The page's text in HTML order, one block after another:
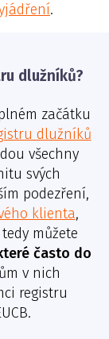
.
dlužníků?
začátku
dlužníků
všechny
svých
podezření,
klienta,
můžete
často do
v nich
registru